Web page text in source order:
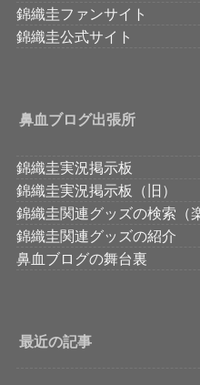
錦織圭ファンサイト
錦織圭公式サイト
鼻血ブログ出張所
錦織圭実況掲示板
錦織圭実況掲示板（旧）
錦織圭関連グッズの検索（
錦織圭関連グッズの紹介
鼻血ブログの舞台裏
最近の記事